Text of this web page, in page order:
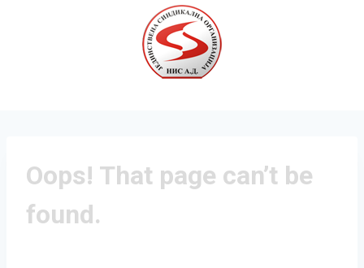
Oops! That page can’t be
found.